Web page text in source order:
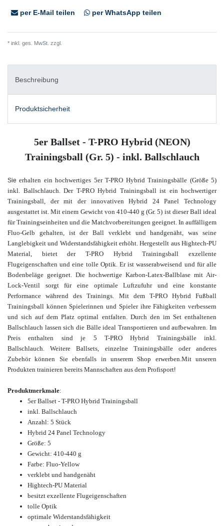
per E-Mail teilen per WhatsApp teilen
* inkl. ges. MwSt. zzgl.
Beschreibung
Produktsicherheit
5er Ballset - T-PRO Hybrid (NEON)
Trainingsball (Gr. 5) - inkl. Ballschlauch
Sieerhalten ein hochwertiges 5er T-PRO Hybrid Trainingsbälle (Größe 5)
inkl. Ballschlauch. Der T-PRO Hybrid Trainingsball ist ein hochwertiger
Trainingsball, der mit der innovativen Hybrid 24 Panel Technology
ausgestattet ist. Mit einem Gewicht von 410-440 g (Gr. 5) ist dieser Ball ideal
für Trainingseinheiten und die Matchvorbereitungen geeignet. In auffälligem
Fluo-Gelb gehalten, ist der Ball verklebt und handgenäht, was seine
Langlebigkeit und Widerstandsfähigkeit erhöht. Hergestellt aus Hightech-PU
Material, bietet der T-PRO Hybrid Trainingsball exzellente
Flugeigenschaften und eine tolle Optik. Er ist wasserabweisend und für alle
Bodenbeläge geeignet. Die hochwertige Karbon-Latex-Ballblase mit Air-
Lock-Ventil sorgt für eine optimale Luftzufuhr und eine konstante
Performance während des Trainings. Mit dem T-PRO Hybrid Fußball
Trainingsball können Spielerinnen und Spieler ihre Fähigkeiten verbessern
und sich auf dem Platz optimal entfalten. Durch den im Set enthaltenen
Ballschlauch lassen sich die Bälle ideal Transportieren und aufbewahren. Im
Preis enthalten sind je 5 T-PRO Hybrid Trainingsbälle inkl.
Ballschlauch.
Weitere Ballsets, einzelne Trainingsbälle oder anderes
Zubehör können Sie ebenfalls in unserem Shop erwerben.Mit unseren
Produkten trainieren bereits Mannschaften aus dem Profisport!
Produktmerkmale:
5er Ballset - T-PRO Hybrid Trainingsball
inkl. Ballschlauch
Anzahl: 5 Stück
Hybrid 24 Panel Technology
Größe: 5
Gewicht: 410-440 g
Farbe: Fluo-Yellow
verklebt und handgenäht
Hightech-PU Material
besitzt exzellente Flugeigenschaften
tolle Optik
optimale Widerstandsfähigkeit